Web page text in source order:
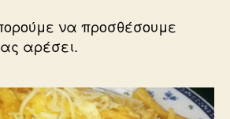
να προσθέσουμε
αρέσει.